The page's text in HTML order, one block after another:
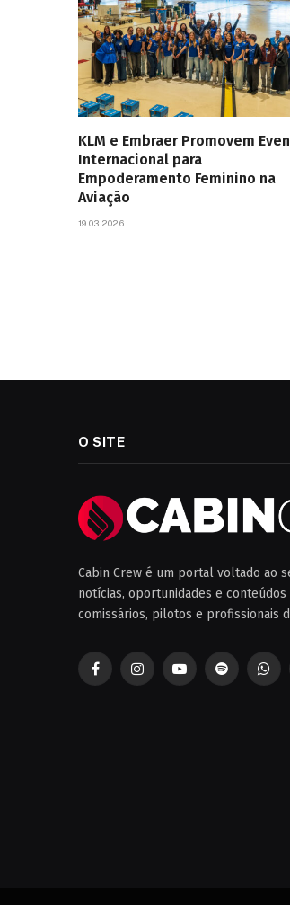
KLM e Embraer Promovem
Internacional para
Empoderamento Feminino na
Aviação
19.03.2026
O SITE
Cabin Crew é um portal voltado ao
notícias, oportunidades e
comissários, pilotos e profissionais
FacebookInstagramYouTubeSpotify